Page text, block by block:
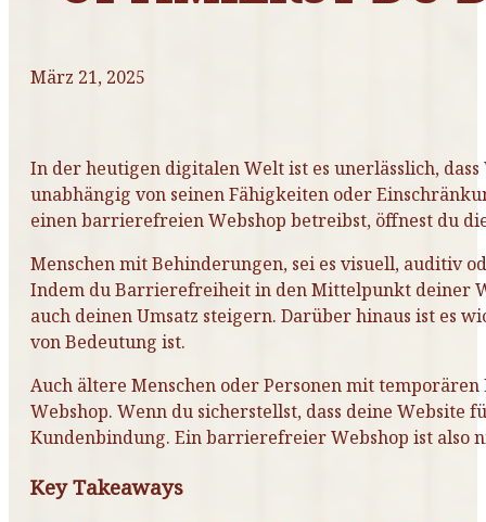
März 21, 2025
In der heutigen digitalen Welt ist es unerlässlich,
unabhängig von seinen Fähigkeiten oder
einen barrierefreien Webshop betreibst, öffnest du
Menschen mit Behinderungen, sei es visuell, auditiv
Indem du Barrierefreiheit in den Mittelpunkt deiner
auch deinen Umsatz steigern. Darüber hinaus ist es
von Bedeutung ist.
Auch ältere Menschen oder Personen mit
Webshop. Wenn du sicherstellst, dass deine
Kundenbindung. Ein barrierefreier Webshop ist also
Key Takeaways